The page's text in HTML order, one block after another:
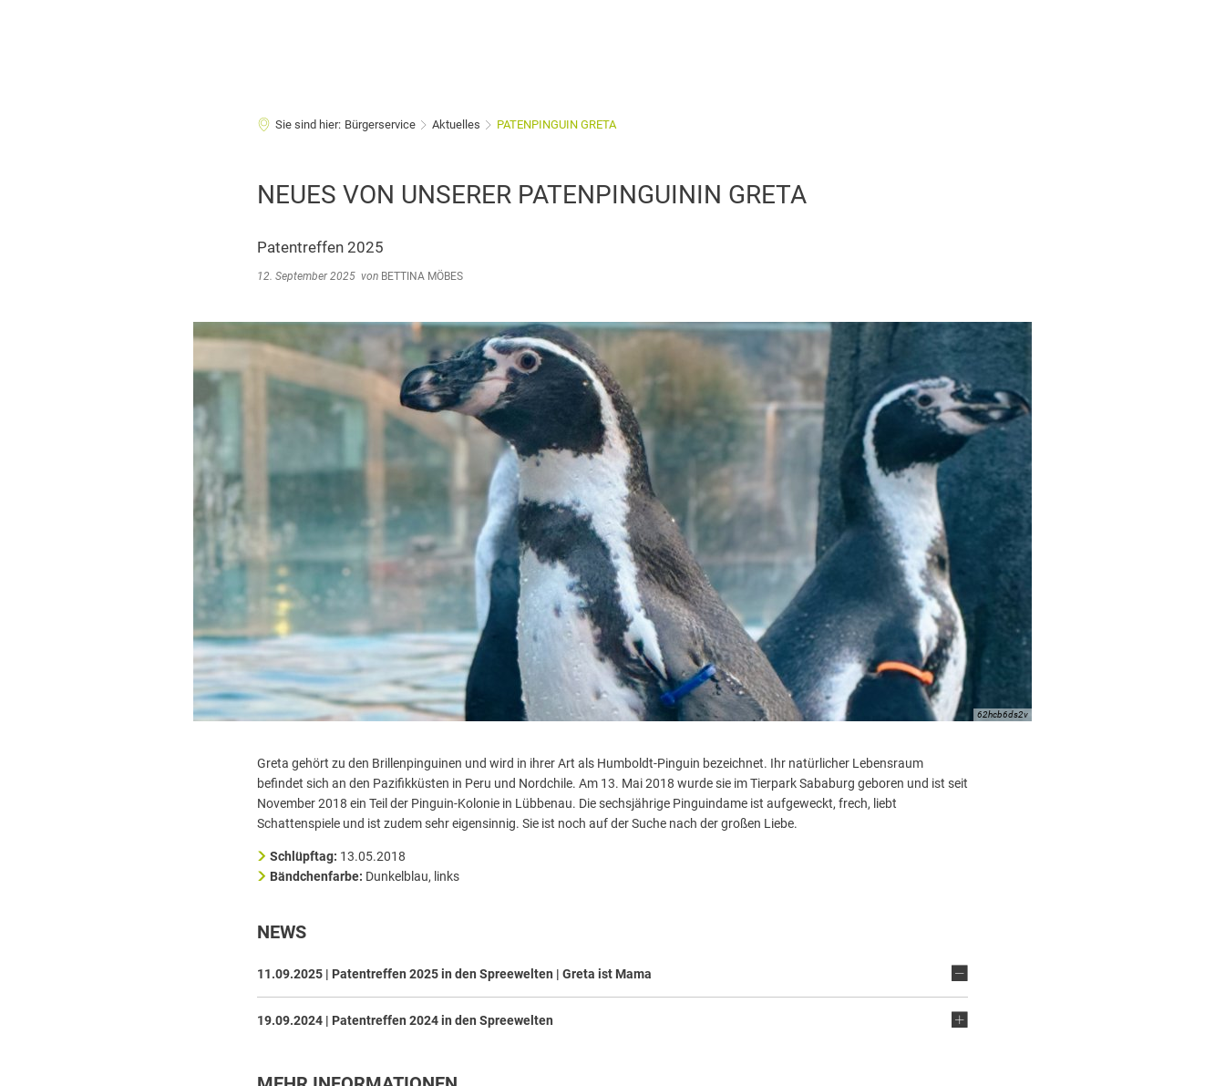
Sie sind hier: Bürgerservice Aktuelles PATENPINGUIN GRETA
NEUES VON UNSERER PATENPINGUININ GRETA
Patentreffen 2025
12. September 2025 von BETTINA MÖBES
62hcb6ds2v
Greta gehört zu den Brillenpinguinen und wird in ihrer Art als Humboldt-Pinguin bezeichnet. Ihr natürlicher Lebensraum
befindet sich an den Pazifikküsten in Peru und Nordchile. Am 13. Mai 2018 wurde sie im Tierpark Sababurg geboren und ist seit
November 2018 ein Teil der Pinguin-Kolonie in Lübbenau. Die sechsjährige Pinguindame ist aufgeweckt, frech, liebt
Schattenspiele und ist zudem sehr eigensinnig. Sie ist noch auf der Suche nach der großen Liebe.
Schlüpftag: 13.05.2018
Bändchenfarbe: Dunkelblau, links
NEWS
11.09.2025 | Patentreffen 2025 in den Spreewelten | Greta ist Mama
19.09.2024 | Patentreffen 2024 in den Spreewelten